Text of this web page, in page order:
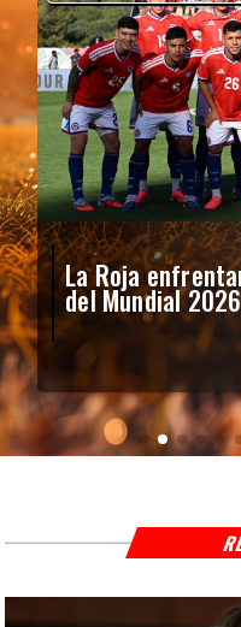
La Roja
del Mundial 2026